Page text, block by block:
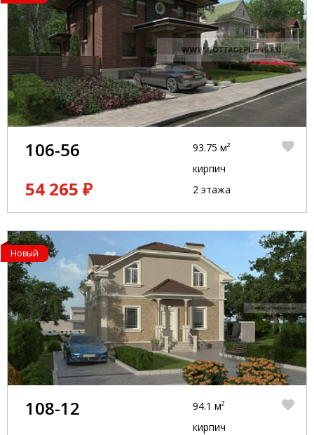
106-56
54 265 ₽
93.75 м²
кирпич
2 этажа
Новый
108-12
94.1 м²
кирпич